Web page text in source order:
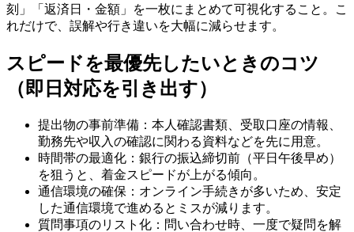
刻」「返済日・金額」を一枚にまとめて可視化すること。こ
れだけで、誤解や行き違いを大幅に減らせます。
スピードを最優先したいときのコツ
（即日対応を引き出す）
提出物の事前準備：本人確認書類、受取口座の情報、
勤務先や収入の確認に関わる資料などを先に用意。
時間帯の最適化：銀行の振込締切前（平日午後早め）
を狙うと、着金スピードが上がる傾向。
通信環境の確保：オンライン手続きが多いため、安定
した通信環境で進めるとミスが減ります。
質問事項のリスト化：問い合わせ時、一度で疑問を解